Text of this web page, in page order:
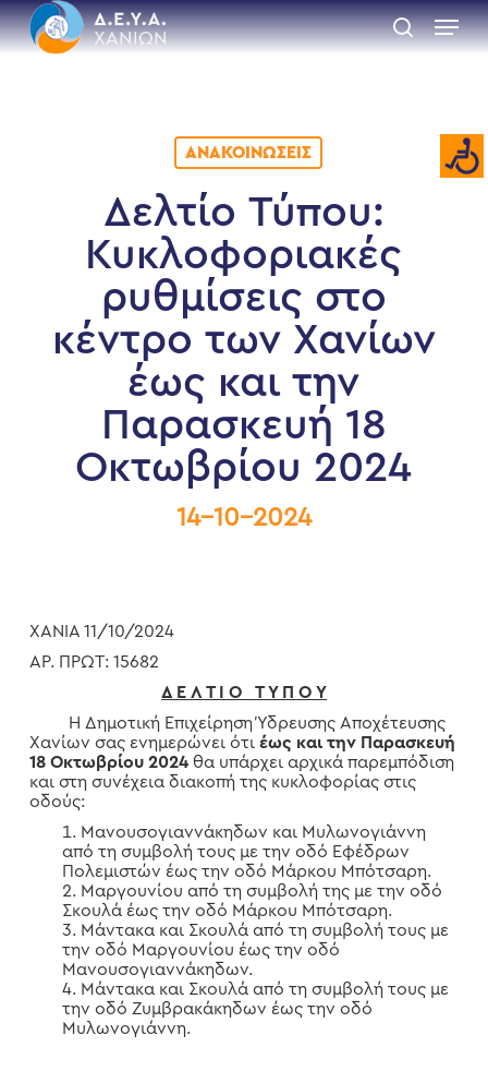
Skip
to
main
search
Menu
ΑΝΑΚΟΙΝΏΣΕΙΣ
Δελτίο Τύπου:
Κυκλοφοριακές
ρυθμίσεις στο
κέντρο των Χανίων
έως και την
Παρασκευή 18
Οκτωβρίου 2024
14-10-2024
ΧΑΝΙΑ 11/10/2024
ΑΡ. ΠΡΩΤ: 15682
Δ Ε Λ Τ Ι Ο Τ Υ Π Ο Υ
Η Δημοτική Επιχείρηση Ύδρευσης Αποχέτευσης
Χανίων σας ενημερώνει ότι έως και την Παρασκευή
18 Οκτωβρίου 2024 θα υπάρχει αρχικά παρεμπόδιση
και στη συνέχεια διακοπή της κυκλοφορίας στις
οδούς:
Μανουσογιαννάκηδων και Μυλωνογιάννη
από τη συμβολή τους με την οδό Εφέδρων
Πολεμιστών έως την οδό Μάρκου Μπότσαρη.
Μαργουνίου από τη συμβολή της με την οδό
Σκουλά έως την οδό Μάρκου Μπότσαρη.
Μάντακα και Σκουλά από τη συμβολή τους με
την οδό Μαργουνίου έως την οδό
Μανουσογιαννάκηδων.
Μάντακα και Σκουλά από τη συμβολή τους με
την οδό Ζυμβρακάκηδων έως την οδό
Μυλωνογιάννη.